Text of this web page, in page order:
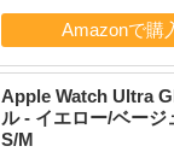
Apple Watch Ultra
ル - イエロー/ベージ
S/M